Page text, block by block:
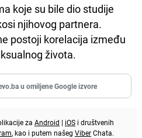
koje su bile dio studije
njihovog partnera.
postoji korelacija između
života.
u omiljene Google izvore
za Android | iOS i društvenih
, kao i putem našeg ViberChata.